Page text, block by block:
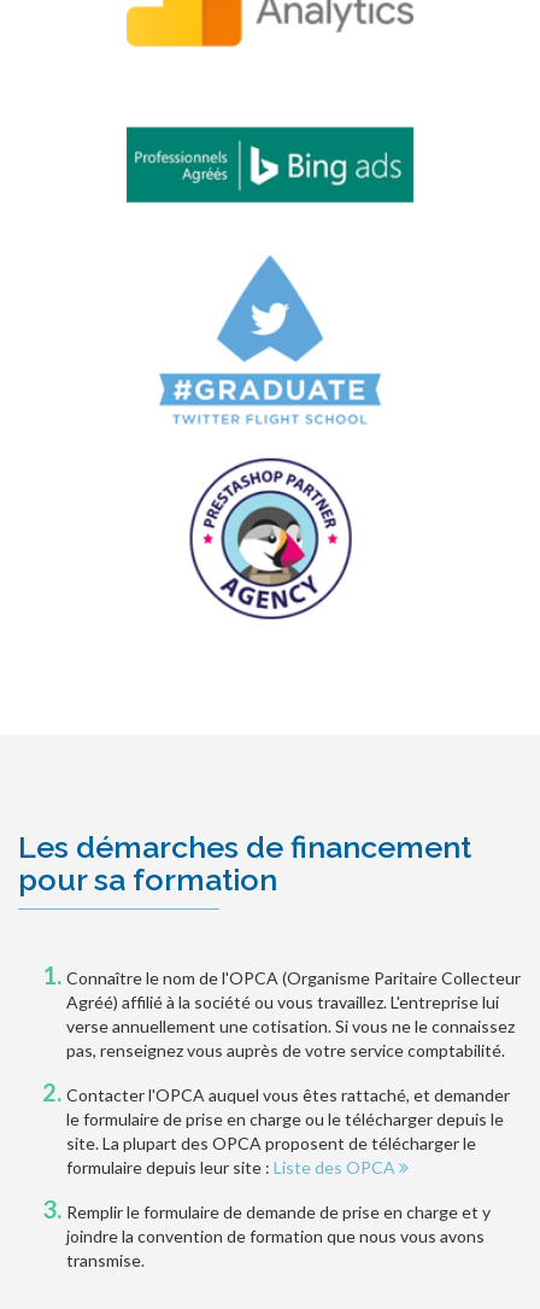
Les démarches de financement
pour sa formation
Connaître le nom de l'OPCA (Organisme Paritaire Collecteur
Agréé) affilié à la société ou vous travaillez. L'entreprise lui
verse annuellement une cotisation. Si vous ne le connaissez
pas, renseignez vous auprès de votre service comptabilité.
Contacter l'OPCA auquel vous êtes rattaché, et demander
le formulaire de prise en charge ou le télécharger depuis le
site. La plupart des OPCA proposent de télécharger le
formulaire depuis leur site : Liste des OPCA
Remplir le formulaire de demande de prise en charge et y
joindre la convention de formation que nous vous avons
transmise.